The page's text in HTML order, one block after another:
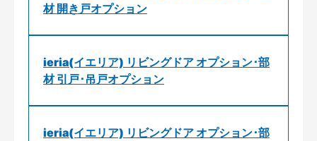
材 開き戸オプション
ieria(イエリア) リビングドア オプション･部
材 引戸･吊戸オプション
ieria(イエリア) リビングドア オプション･部